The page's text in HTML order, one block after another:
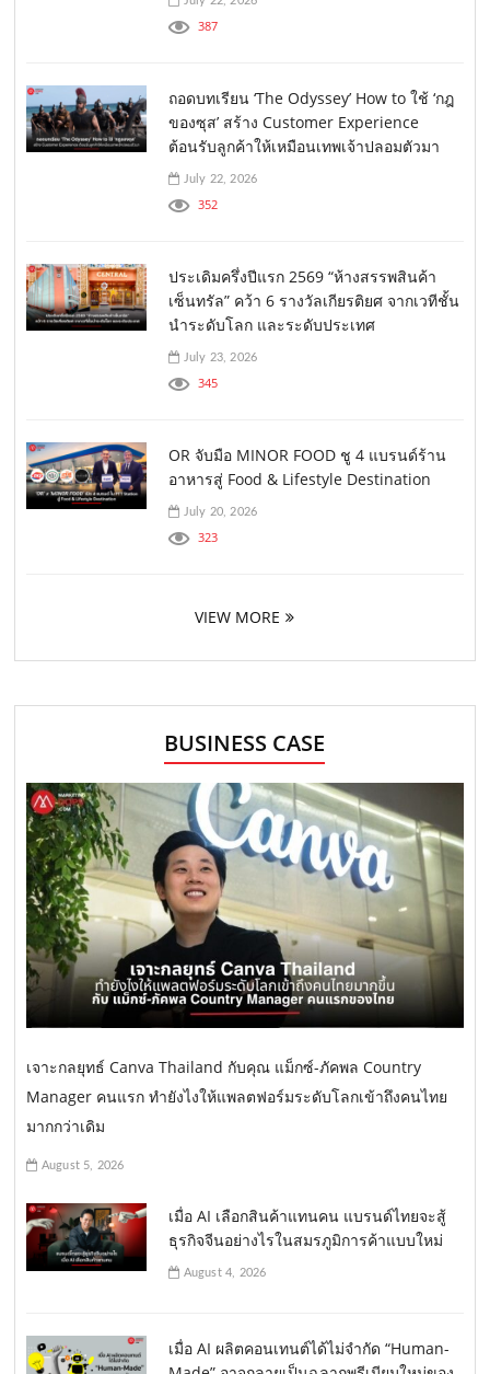
387
ถอดบทเรียน ‘The Odyssey’ How to ใช้ ‘กฎ
ของซุส’ สร้าง Customer Experience
ต้อนรับลูกค้าให้เหมือนเทพเจ้าปลอมตัวมา
July 22, 2026
352
ประเดิมครึ่งปีแรก 2569 “ห้างสรรพสินค้า
เซ็นทรัล” คว้า 6 รางวัลเกียรติยศ จากเวทีชั้น
นำระดับโลก และระดับประเทศ
July 23, 2026
345
OR จับมือ MINOR FOOD ชู 4 แบรนด์ร้าน
อาหารสู่ Food & Lifestyle Destination
July 20, 2026
323
VIEW MORE
BUSINESS CASE
เจาะกลยุทธ์ Canva Thailand กับคุณ แม็กซ์-ภัคพล Country
Manager คนแรก ทำยังไงให้แพลตฟอร์มระดับโลกเข้าถึงคนไทย
มากกว่าเดิม
August 5, 2026
เมื่อ AI เลือกสินค้าแทนคน แบรนด์ไทยจะสู้
ธุรกิจจีนอย่างไรในสมรภูมิการค้าแบบใหม่
August 4, 2026
เมื่อ AI ผลิตคอนเทนต์ได้ไม่จำกัด “Human-